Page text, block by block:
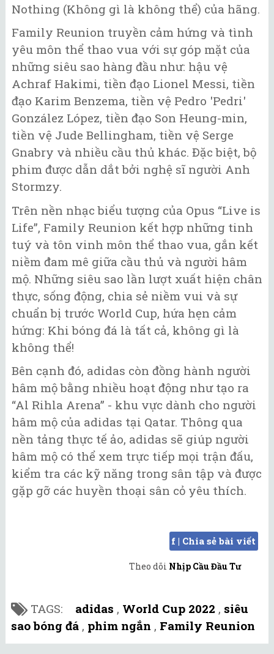
Nothing (Không gì là không thể) của hãng.
Family Reunion truyền cảm hứng và tình
yêu môn thể thao vua với sự góp mặt của
những siêu sao hàng đầu như: hậu vệ
Achraf Hakimi, tiền đạo Lionel Messi, tiền
đạo Karim Benzema, tiền vệ Pedro 'Pedri'
González López, tiền đạo Son Heung-min,
tiền vệ Jude Bellingham, tiền vệ Serge
Gnabry và nhiều cầu thủ khác. Đặc biệt, bộ
phim được dẫn dắt bởi nghệ sĩ người Anh
Stormzy.
Trên nền nhạc biểu tượng của Opus “Live is
Life”, Family Reunion kết hợp những tinh
tuý và tôn vinh môn thể thao vua, gắn kết
niềm đam mê giữa cầu thủ và người hâm
mộ. Những siêu sao lần lượt xuất hiện chân
thực, sống động, chia sẻ niềm vui và sự
chuẩn bị trước World Cup, hứa hẹn cảm
hứng: Khi bóng đá là tất cả, không gì là
không thể!
Bên cạnh đó, adidas còn đồng hành người
hâm mộ bằng nhiều hoạt động như tạo ra
“Al Rihla Arena” - khu vực dành cho người
hâm mộ của adidas tại Qatar. Thông qua
nền tảng thực tế ảo, adidas sẽ giúp người
hâm mộ có thể xem trực tiếp mọi trận đấu,
kiểm tra các kỹ năng trong sân tập và được
gặp gỡ các huyền thoại sân cỏ yêu thích.
f | Chia sẻ bài viết
Theo dõi Nhịp Cầu Đầu Tư
TAGS: adidas , World Cup 2022 , siêu
sao bóng đá , phim ngắn , Family Reunion